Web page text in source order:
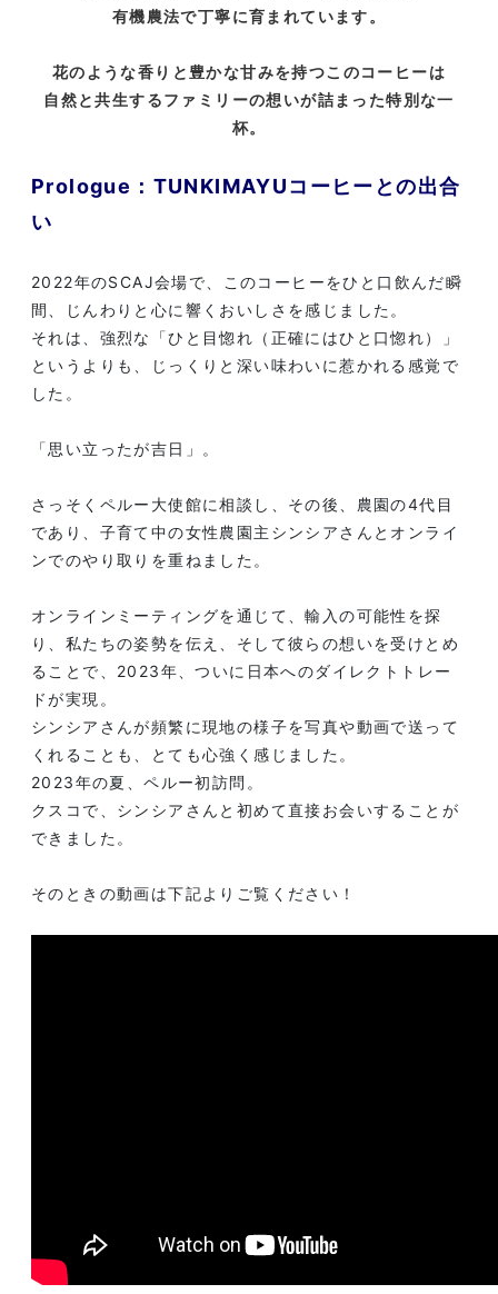
有機農法で丁寧に育まれています。
花のような香りと豊かな甘みを持つこのコーヒーは
自然と共生するファミリーの想いが詰まった特別な一
杯。
Prologue：TUNKIMAYUコーヒーとの出合
い
2022年のSCAJ会場で、このコーヒーをひと口飲んだ瞬
間、じんわりと心に響くおいしさを感じました。
それは、強烈な「ひと目惚れ（正確にはひと口惚れ）」
というよりも、じっくりと深い味わいに惹かれる感覚で
した。
「思い立ったが吉日」。
さっそくペルー大使館に相談し、その後、農園の4代目
であり、子育て中の女性農園主シンシアさんとオンライ
ンでのやり取りを重ねました。
オンラインミーティングを通じて、輸入の可能性を探
り、私たちの姿勢を伝え、そして彼らの想いを受けとめ
ることで、2023年、ついに日本へのダイレクトトレー
ドが実現。
シンシアさんが頻繁に現地の様子を写真や動画で送って
くれることも、とても心強く感じました。
2023年の夏、ペルー初訪問。
クスコで、シンシアさんと初めて直接お会いすることが
できました。
そのときの動画は下記よりご覧ください！